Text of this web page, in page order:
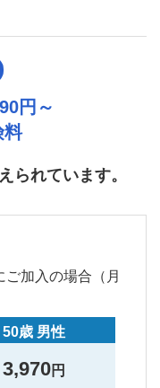
円～
料
られています。
加入の場合（月
50歳 男性
3,970円